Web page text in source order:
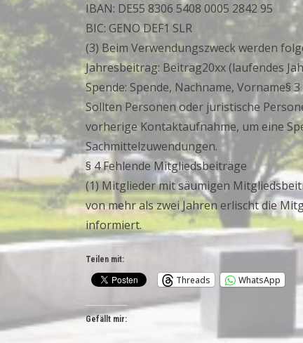
IBAN: DE55 8306 5408 0005 2842 95
BIC: GENO DEF1 SLR
(3) Beim Verwendungszweck werden
Jahresbeitrag: Beitrag20xx (laufendes
Spende: Spende, Nachname, Vorname§
Sollten Personen oder juristische
vorherige Kontaktaufnahme, um eine
Sachmittelzuwendungen.
§ 4 Fehlende Mitgliedsbeiträge
(1) Mitglieder mit säumigen
von mehr als zwei Jahren erlischt die
informiert.
Teilen mit:
Threads WhatsApp
Gefällt mir: